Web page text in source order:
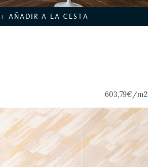
+ AÑADIR A LA CESTA
603,79€/m2